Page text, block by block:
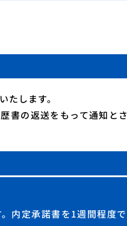
たします。
書の返送をもって通知とさ
内定承諾書を1週間程度で